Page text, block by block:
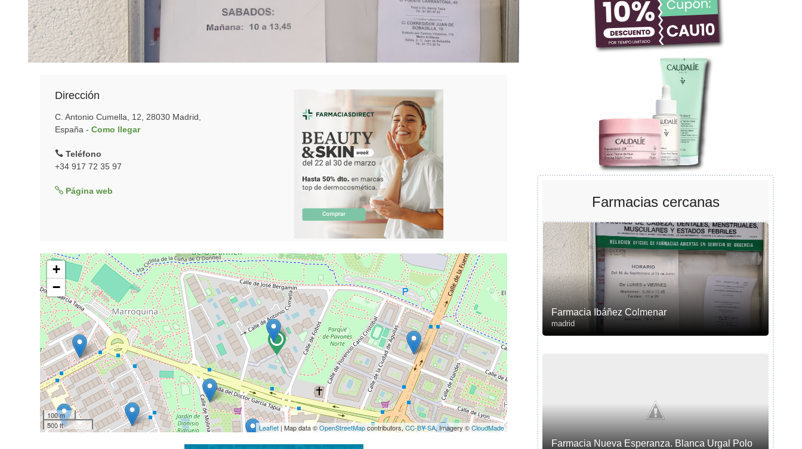
Dirección
C. Antonio Cumella, 12, 28030 Madrid,
España - Como llegar
Teléfono
+34 917 72 35 97
Página web
+
−
100 m
500 ft
Leaflet | Map data ©OpenStreetMapcontributors,CC-BY-SA, Imagery ©CloudMade
Farmacias cercanas
Farmacia Ibáñez Colmenar
madrid
Farmacia Nueva Esperanza. Blanca Urgal Polo